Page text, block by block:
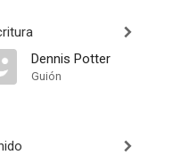
Dennis Potter
Guión